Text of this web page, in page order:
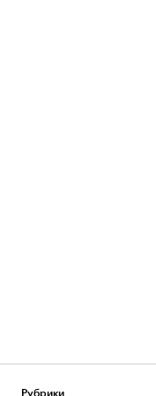
Рубрики